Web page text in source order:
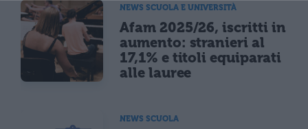
NEWS SCUOLA E UNIVERSITÀ
Afam 2025/26, iscritti in
aumento: stranieri al
17,1% e titoli equiparati
alle lauree
NEWS SCUOLA